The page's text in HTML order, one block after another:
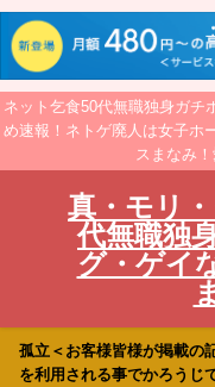
ネット乞食50代無職独身ガチ
め速報！ネトゲ廃人は女子ホ
スまなみ
真・モリ
代無職独
グ・ゲイ
孤立＜お客様皆様が掲載の
を利用される事でかろうじ